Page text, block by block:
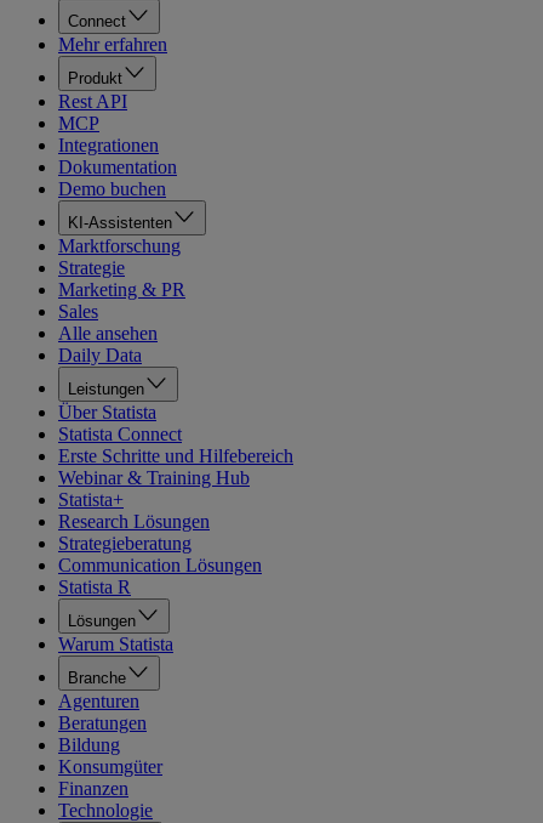
Connect
Mehr erfahren
Produkt
Rest API
MCP
Integrationen
Dokumentation
Demo buchen
KI-Assistenten
Marktforschung
Strategie
Marketing & PR
Sales
Alle ansehen
Daily Data
Leistungen
Über Statista
Statista Connect
Erste Schritte und Hilfebereich
Webinar & Training Hub
Statista+
Research Lösungen
Strategieberatung
Communication Lösungen
Statista R
Lösungen
Warum Statista
Branche
Agenturen
Beratungen
Bildung
Konsumgüter
Finanzen
Technologie